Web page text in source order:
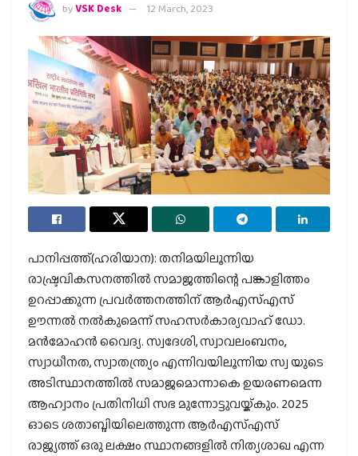
byVSK Desk 12 March, 2023
പാനിപ്പത്ത്(ഹരിയാന): തനിമയിലൂന്നിയ
രാഷ്ട്രവികസനത്തില്‍ സമാജത്തിന്റെ പങ്കാളിത്തം
ഉറപ്പാക്കുന്ന പ്രവര്‍ത്തനത്തിന് ആര്‍എസ്എസ്
ഊന്നല്‍ നല്‍കുമെന്ന് സഹസര്‍കാര്യവാഹ് ഡോ.
മന്‍മോഹന്‍ വൈദ്യ. സ്വദേശി, സ്വാവലംബനം,
സ്വാധീനത, സ്വാതന്ത്ര്യം എന്നിവയിലൂന്നിയ സ്വ യുടെ
അടിസ്ഥാനത്തില്‍ സമാജമൊന്നാകെ ഉയരണമെന്ന
ആഹ്വാനം പ്രതിനിധി സഭ മുന്നോട്ടുവയ്ക്കും. 2025
ഓടെ ശതാബ്ദിയിലെത്തുന്ന ആര്‍എസ്എസ്
രാജ്യത്ത് ഒരു ലക്ഷം സ്ഥാനങ്ങളില്‍ നിത്യശാഖ എന്ന